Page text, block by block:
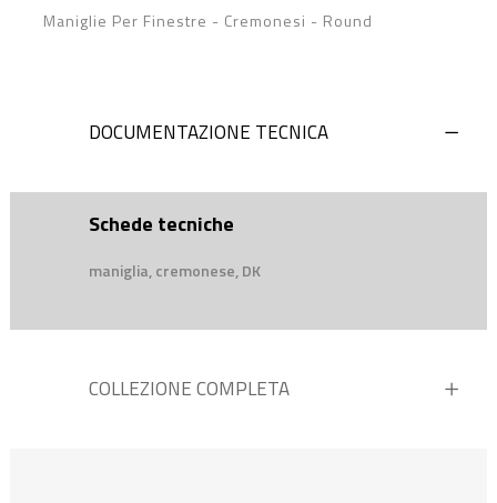
Maniglie Per Finestre - Cremonesi - Round
DOCUMENTAZIONE TECNICA
Schede tecniche
maniglia, cremonese, DK
COLLEZIONE COMPLETA